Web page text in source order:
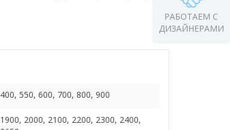
РАБОТАЕМ С
ДИЗАЙНЕРАМИ
400, 550, 600, 700, 800, 900
1900, 2000, 2100, 2200, 2300, 2400,